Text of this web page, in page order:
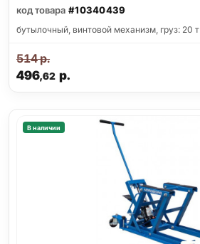
код товара #10340439
бутылочный, винтовой механизм, груз: 20 т
496,62р.
514р.
В наличии